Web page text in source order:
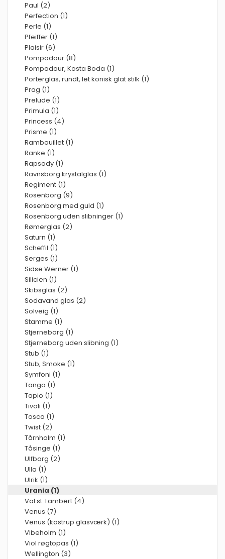
Paul (2)
Perfection (1)
Perle (1)
Pfeiffer (1)
Plaisir (6)
Pompadour (8)
Pompadour, Kosta Boda (1)
Porterglas, rundt, let konisk glat stilk (1)
Prag (1)
Prelude (1)
Primula (1)
Princess (4)
Prisme (1)
Rambouillet (1)
Ranke (1)
Rapsody (1)
Ravnsborg krystalglas (1)
Regiment (1)
Rosenborg (9)
Rosenborg med guld (1)
Rosenborg uden slibninger (1)
Rømerglas (2)
Saturn (1)
Scheffil (1)
Serges (1)
Sidse Werner (1)
Silicien (1)
Skibsglas (2)
Sodavand glas (2)
Solveig (1)
Stamme (1)
Stjerneborg (1)
Stjerneborg uden slibning (1)
Stub (1)
Stub, Smoke (1)
Symfoni (1)
Tango (1)
Tapio (1)
Tivoli (1)
Tosca (1)
Twist (2)
Tårnholm (1)
Tåsinge (1)
Ulfborg (2)
Ulla (1)
Ulrik (1)
Urania (1)
Val st. Lambert (4)
Venus (7)
Venus (kastrup glasværk) (1)
Vibeholm (1)
Viol røgtopas (1)
Wellington (3)